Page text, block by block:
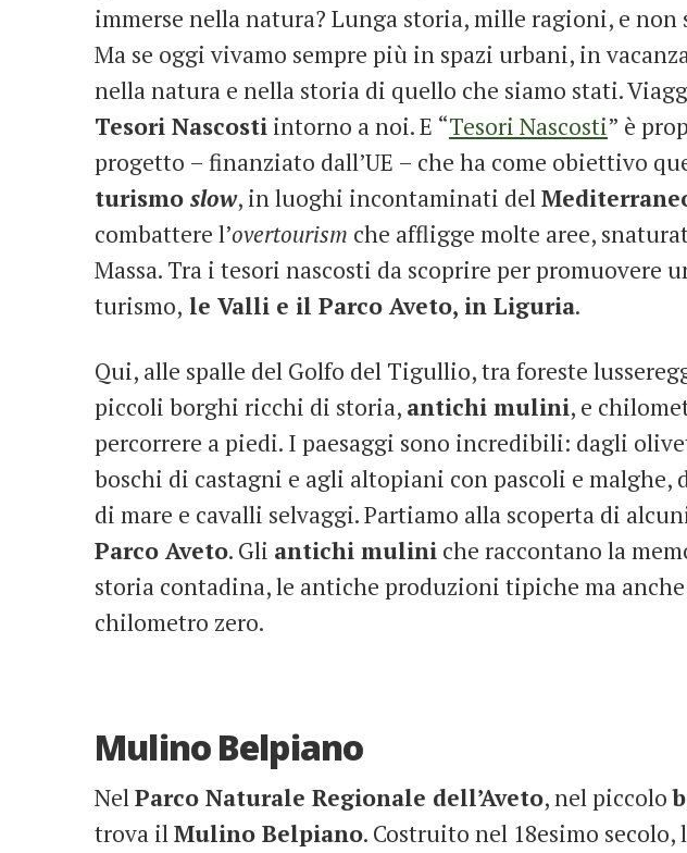
immerse nella natura? Lunga storia, mille ragioni, e non
Ma se oggi vivamo sempre più in spazi urbani, in
nella natura e nella storia di quello che siamo stati.
Tesori Nascosti intorno a noi. E “Tesori Nascosti” è
progetto – finanziato dall’UE – che ha come obiettivo
turismo slow, in luoghi incontaminati del
combattere l’overtourism che affligge molte aree,
Massa. Tra i tesori nascosti da scoprire per promuovere
turismo, le Valli e il Parco Aveto, in Liguria.
Qui, alle spalle del Golfo del Tigullio, tra foreste
piccoli borghi ricchi di storia, antichi mulini, e
percorrere a piedi. I paesaggi sono incredibili: dagli
boschi di castagni e agli altopiani con pascoli e malghe,
di mare e cavalli selvaggi. Partiamo alla scoperta di
Parco Aveto. Gli antichi mulini che raccontano la
storia contadina, le antiche produzioni tipiche ma
chilometro zero.
Mulino Belpiano
NelParco Naturale Regionale dell’Aveto, nel piccolo
trova ilMulino Belpiano. Costruito nel 18esimo